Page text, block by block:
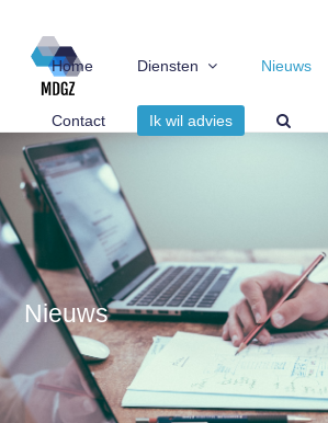
Home Diensten Nieuws
Contact Ik wil advies
Nieuws